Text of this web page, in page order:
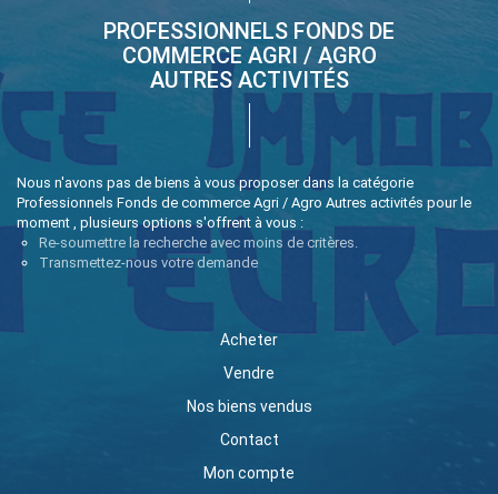
PROFESSIONNELS FONDS DE
COMMERCE AGRI / AGRO
AUTRES ACTIVITÉS
Nous n'avons pas de biens à vous proposer dans la catégorie
Professionnels Fonds de commerce Agri / Agro Autres activités pour le
moment , plusieurs options s'offrent à vous :
Re-soumettre la recherche avec moins de critères.
Transmettez-nous votre demande
Acheter
Vendre
Nos biens vendus
Contact
Mon compte